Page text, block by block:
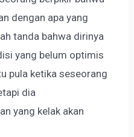
dengan apa yang
tanda bahwa dirinya
yang belum optimis
pula ketika seseorang
dia
yang kelak akan